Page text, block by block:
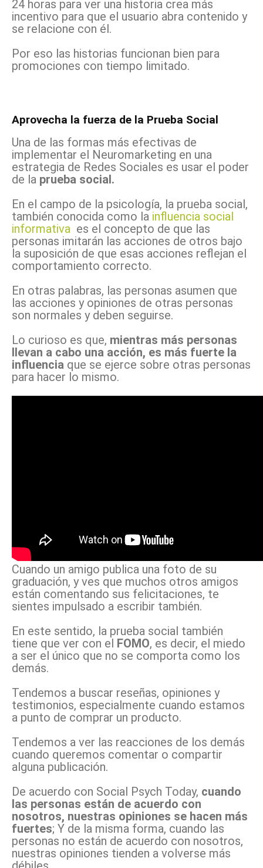
24 horas para ver una historia crea más
incentivo para que el usuario abra contenido y
se relacione con él.
Por eso las historias funcionan bien para
promociones con tiempo limitado.
Aprovecha la fuerza de la Prueba Social
Una de las formas más efectivas de
implementar el Neuromarketing en una
estrategia de Redes Sociales es usar el poder
de la prueba social.
En el campo de la psicología, la prueba social,
también conocida como la influencia social
informativa es el concepto de que las
personas imitarán las acciones de otros bajo
la suposición de que esas acciones reflejan el
comportamiento correcto.
En otras palabras, las personas asumen que
las acciones y opiniones de otras personas
son normales y deben seguirse.
Lo curioso es que, mientras más personas
llevan a cabo una acción, es más fuerte la
influencia que se ejerce sobre otras personas
para hacer lo mismo.
Cuando un amigo publica una foto de su
graduación, y ves que muchos otros amigos
están comentando sus felicitaciones, te
sientes impulsado a escribir también.
En este sentido, la prueba social también
tiene que ver con el FOMO, es decir, el miedo
a ser el único que no se comporta como los
demás.
Tendemos a buscar reseñas, opiniones y
testimonios, especialmente cuando estamos
a punto de comprar un producto.
Tendemos a ver las reacciones de los demás
cuando queremos comentar o compartir
alguna publicación.
De acuerdo con Social Psych Today, cuando
las personas están de acuerdo con
nosotros, nuestras opiniones se hacen más
fuertes; Y de la misma forma, cuando las
personas no están de acuerdo con nosotros,
nuestras opiniones tienden a volverse más